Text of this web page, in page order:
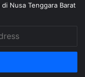
Nusa Tenggara Barat